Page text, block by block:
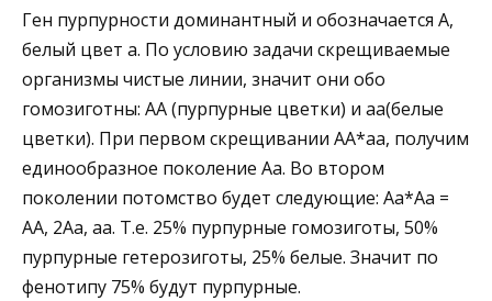
Ген пурпурности доминантный и обозначается А,
белый цвет а. По условию задачи скрещиваемые
организмы чистые линии, значит они обо
гомозиготны: АА (пурпурные цветки) и аа(белые
цветки). При первом скрещивании АА*аа, получим
единообразное поколение Аа. Во втором
поколении потомство будет следующие: Аa*Аа =
АА, 2Аа, аа. Т.е. 25% пурпурные гомозиготы, 50%
пурпурные гетерозиготы, 25% белые. Значит по
фенотипу 75% будут пурпурные.